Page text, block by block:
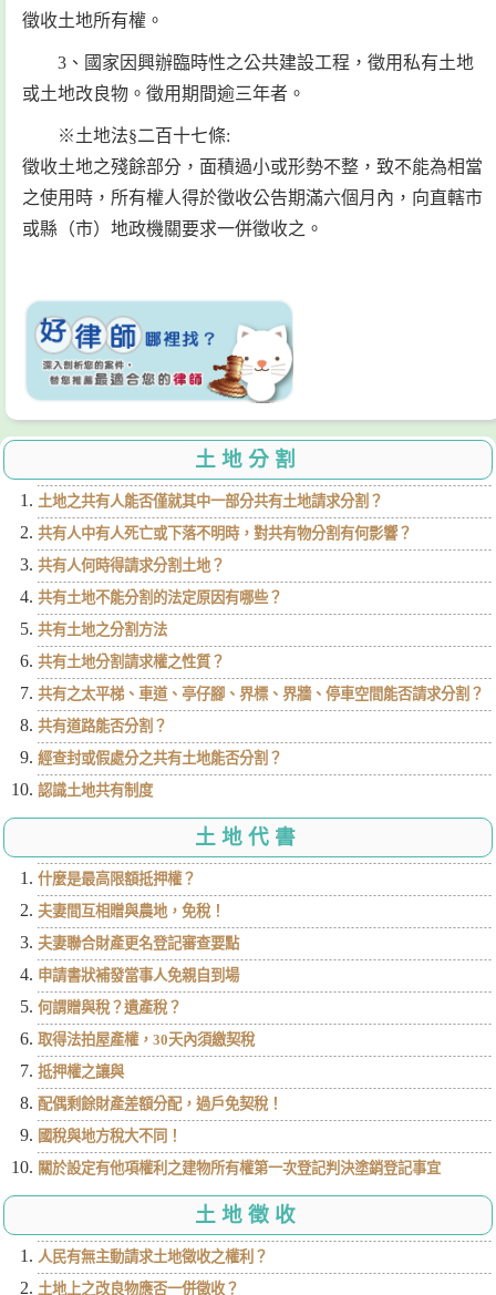
土地分割
土地之共有人能否僅就其中一部分共有土地請求分割？
共有人中有人死亡或下落不明時，對共有物分割有何影響？
共有人何時得請求分割土地？
共有土地不能分割的法定原因有哪些？
共有土地之分割方法
共有土地分割請求權之性質？
共有之太平梯、車道、亭仔腳、界標、界牆、停車空間能否請求分割？
共有道路能否分割？
經查封或假處分之共有土地能否分割？
認識土地共有制度
土地代書
什麼是最高限額抵押權？
夫妻間互相贈與農地，免稅！
夫妻聯合財產更名登記審查要點
申請書狀補發當事人免親自到場
何謂贈與稅？遺產稅？
取得法拍屋產權，30天內須繳契稅
抵押權之讓與
配偶剩餘財產差額分配，過戶免契稅！
國稅與地方稅大不同！
關於設定有他項權利之建物所有權第一次登記判決塗銷登記事宜
土地徵收
人民有無主動請求土地徵收之權利？
土地上之改良物應否一併徵收？
徵收土地所有權。
3、國家因興辦臨時性之公共建設工程，徵用私有土地
或土地改良物。徵用期間逾三年者。
※土地法§二百十七條:
徵收土地之殘餘部分，面積過小或形勢不整，致不能為相當
之使用時，所有權人得於徵收公告期滿六個月內，向直轄市
或縣（市）地政機關要求一併徵收之。